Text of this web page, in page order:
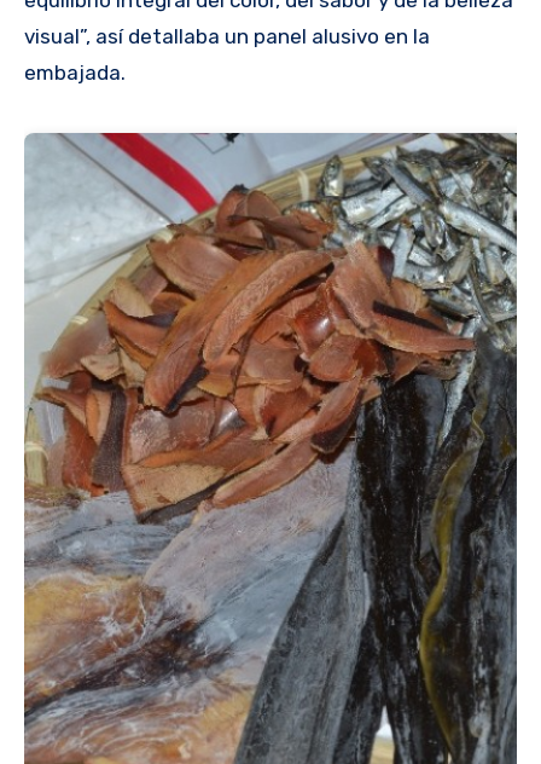
visual”, así detallaba un panel alusivo en la
embajada.